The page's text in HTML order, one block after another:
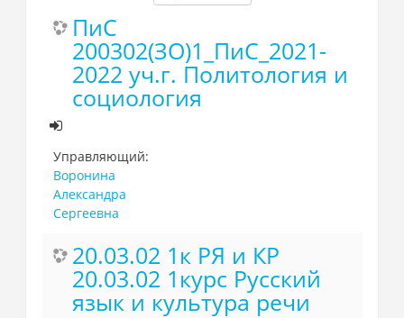
ПиС
200302(ЗО)1_ПиС_2021-
2022 уч.г. Политология и
социология
Управляющий:
Воронина
Александра
Сергеевна
20.03.02 1к РЯ и КР
20.03.02 1курс Русский
язык и культура речи